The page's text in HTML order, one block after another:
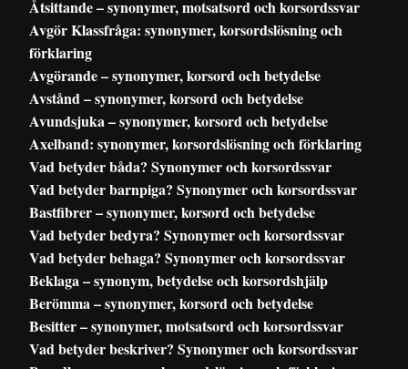
Åtsittande – synonymer, motsatsord och korsordssvar
Avgör Klassfråga: synonymer, korsordslösning och
förklaring
Avgörande – synonymer, korsord och betydelse
Avstånd – synonymer, korsord och betydelse
Avundsjuka – synonymer, korsord och betydelse
Axelband: synonymer, korsordslösning och förklaring
Vad betyder båda? Synonymer och korsordssvar
Vad betyder barnpiga? Synonymer och korsordssvar
Bastfibrer – synonymer, korsord och betydelse
Vad betyder bedyra? Synonymer och korsordssvar
Vad betyder behaga? Synonymer och korsordssvar
Beklaga – synonym, betydelse och korsordshjälp
Berömma – synonymer, korsord och betydelse
Besitter – synonymer, motsatsord och korsordssvar
Vad betyder beskriver? Synonymer och korsordssvar